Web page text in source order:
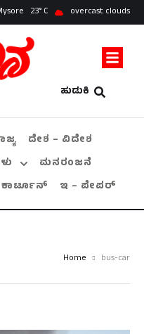
23 overcast clouds
ಹುಡುಕಿ
ದೇಶ – ವಿದೇಶ
ಮನರಂಜನೆ
ಕಾರ್ಟೂನ್ ಇ – ಪೇಪರ್
Home bus-car